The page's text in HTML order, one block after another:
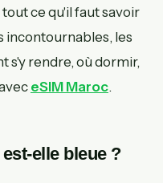
ce qu'il faut savoir
incontournables, les
s'y rendre, où dormir,
eSIM Maroc.
elle bleue ?